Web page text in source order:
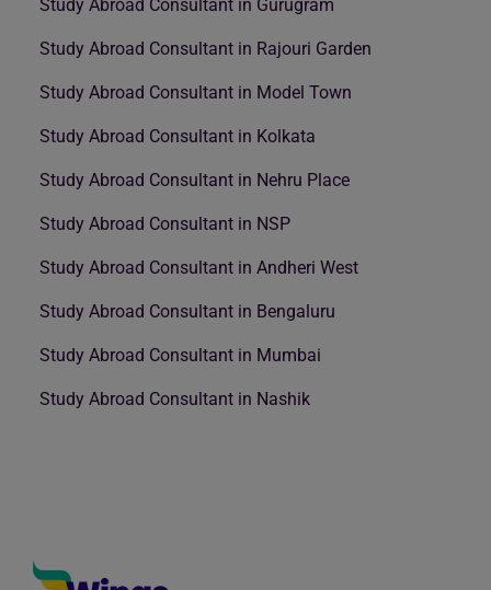
Study Abroad Consultant in Gurugram
Study Abroad Consultant in Rajouri Garden
Study Abroad Consultant in Model Town
Study Abroad Consultant in Kolkata
Study Abroad Consultant in Nehru Place
Study Abroad Consultant in NSP
Study Abroad Consultant in Andheri West
Study Abroad Consultant in Bengaluru
Study Abroad Consultant in Mumbai
Study Abroad Consultant in Nashik